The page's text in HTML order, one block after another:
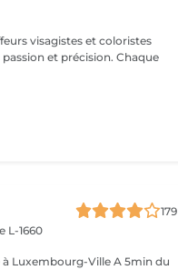
visagistes et coloristes
et précision. Chaque
179
L-1660
Luxembourg-Ville A 5min du